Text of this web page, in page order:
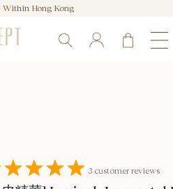
Within Hong Kong
3 customer reviews